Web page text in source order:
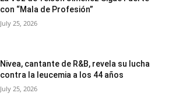
con “Mala de Profesión”
July 25, 2026
Nivea, cantante de R&B, revela su lucha
contra la leucemia a los 44 años
July 25, 2026